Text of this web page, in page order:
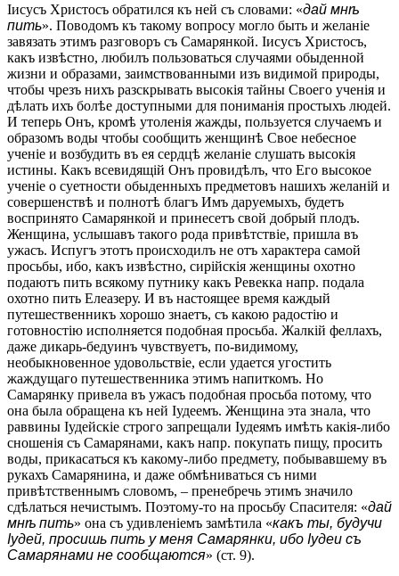
Iисусъ Христосъ обратился къ ней съ словами: «дай мнѣ
пить». Поводомъ къ такому вопросу могло быть и желаніе
завязать этимъ разговоръ съ Самарянкой. Iисусъ Христосъ,
какъ извѣстно, любилъ пользоваться случаями обыденной
жизни и образами, заимствованными изъ видимой природы,
чтобы чрезъ нихъ разскрывать высокія тайны Своего ученія и
дѣлать ихъ болѣе доступными для пониманія простыхъ людей.
И теперь Онъ, кромѣ утоленія жажды, пользуется случаемъ и
образомъ воды чтобы сообщить женщинѣ Свое небесное
ученіе и возбудить въ ея сердцѣ желаніе слушать высокія
истины. Какъ всевидящій Онъ провидѣлъ, что Его высокое
ученіе о суетности обыденныхъ предметовъ нашихъ желаній и
совершенствѣ и полнотѣ благъ Имъ даруемыхъ, будетъ
воспринято Самарянкой и принесетъ свой добрый плодъ.
Женщина, услышавъ такого рода привѣтствіе, пришла въ
ужасъ. Испугъ этотъ происходилъ не отъ характера самой
просьбы, ибо, какъ извѣстно, сирійскія женщины охотно
подаютъ пить всякому путнику какъ Ревекка напр. подала
охотно пить Елеазеру. И въ настоящее время каждый
путешественникъ хорошо знаетъ, съ какою радостію и
готовностію исполняется подобная просьба. Жалкій феллахъ,
даже дикарь-бедуинъ чувствуетъ, по-видимому,
необыкновенное удовольствіе, если удается угостить
жаждущаго путешественника этимъ напиткомъ. Но
Самарянку привела въ ужасъ подобная просьба потому, что
она была обращена къ ней Іудеемъ. Женщина эта знала, что
раввины Іудейскіе строго запрещали Іудеямъ имѣть какія-либо
сношенія съ Самарянами, какъ напр. покупать пищу, просить
воды, прикасаться къ какому-либо предмету, побывавшему въ
рукахъ Самарянина, и даже обмѣниваться съ ними
привѣтственнымъ словомъ, – пренебречь этимъ значило
сдѣлаться нечистымъ. Поэтому-то на просьбу Спасителя: «дай
мнѣ пить» она съ удивленіемъ замѣтила «какъ ты, будучи
Іудей, просишь пить у меня Самарянки, ибо Іудеи съ
Самарянами не сообщаются» (ст. 9).